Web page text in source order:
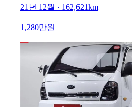
21년 12월 · 162,621km
1,280만원